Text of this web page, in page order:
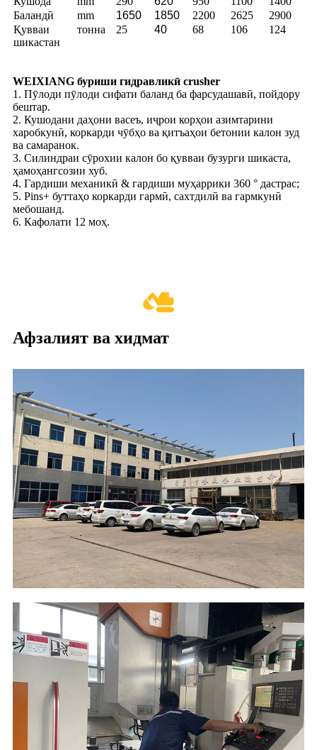
Баландӣ
mm 1650 1850 2200 2625
2900
Қувваи
шикастан
тонна 25 40 68 106 124
WEIXIANG буриши гидравликӣ crusher
1. Пӯлоди пӯлоди сифати баланд ба фарсудашавӣ, пойдору
бештар.
2. Кушодани даҳони васеъ, иҷрои корҳои азимтарини
харобкунӣ, коркарди чӯбҳо ва қитъаҳои бетонии калон зуд
ва самаранок.
3. Силиндраи сӯрохии калон бо қувваи бузурги шикаста,
ҳамоҳангсозии хуб.
4. Гардиши механикӣ & гардиши муҳаррики 360 ° дастрас;
5. Pins+ буттаҳо коркарди гармӣ, сахтдилӣ ва гармкунӣ
мебошанд.
6. Кафолати 12 моҳ.
Афзалият ва хидмат